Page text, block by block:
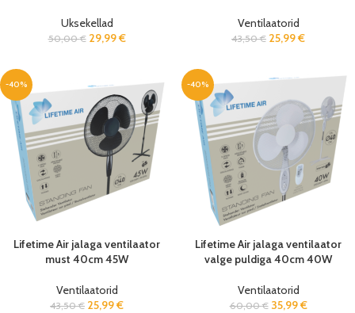
Uksekellad
50,00€ 29,99€
Ventilaatorid
43,50€ 25,99€
-40%
Lifetime Air jalaga ventilaator
must 40cm 45W
Ventilaatorid
43,50€ 25,99€
-40%
Lifetime Air jalaga ventilaator
valge puldiga 40cm 40W
Ventilaatorid
60,00€ 35,99€